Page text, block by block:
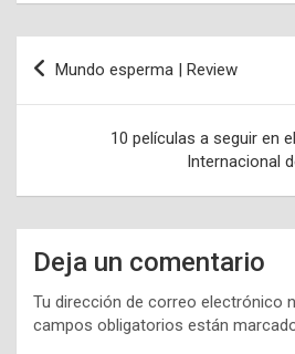
Navegación
de
Mundo esperma | Review
10 películas a seguir en
Internacional
Deja un comentario
Tu dirección de correo electrónico
campos obligatorios están